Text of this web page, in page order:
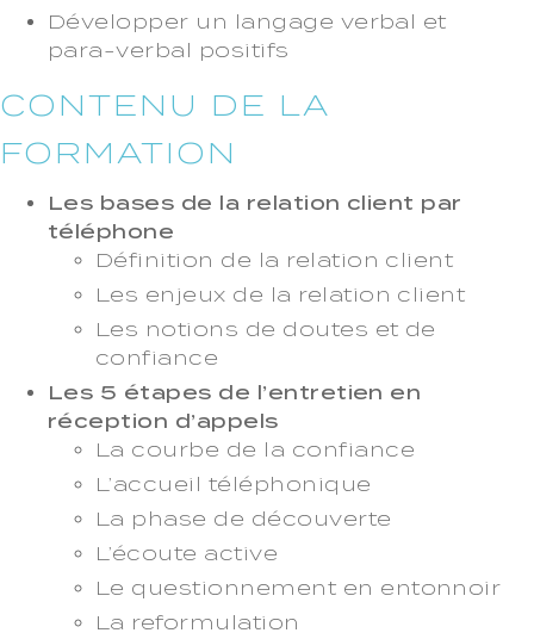
Développer un langage verbal et
para-verbal positifs
CONTENU DE LA
FORMATION
Les bases de la relation client par
téléphone
Définition de la relation client
Les enjeux de la relation client
Les notions de doutes et de
confiance
Les 5 étapes de l’entretien en
réception d’appels
La courbe de la confiance
L’accueil téléphonique
La phase de découverte
L’écoute active
Le questionnement en entonnoir
La reformulation